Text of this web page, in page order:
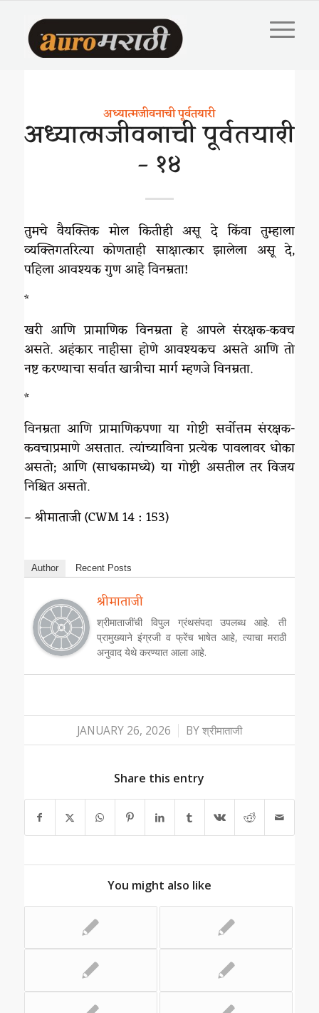
अध्यात्मजीवनाची पूर्वतयारी
अध्यात्मजीवनाची पूर्वतयारी
– १४
तुमचे वैयक्तिक मोल कितीही असू दे किंवा तुम्हाला
व्यक्तिगतरित्या कोणताही साक्षात्कार झालेला असू दे,
पहिला आवश्यक गुण आहे विनम्रता!
*
खरी आणि प्रामाणिक विनम्रता हे आपले संरक्षक-कवच
असते. अहंकार नाहीसा होणे आवश्यकच असते आणि तो
नष्ट करण्याचा सर्वात खात्रीचा मार्ग म्हणजे विनम्रता.
*
विनम्रता आणि प्रामाणिकपणा या गोष्टी सर्वोत्तम संरक्षक-
कवचाप्रमाणे असतात. त्यांच्याविना प्रत्येक पावलावर धोका
असतो; आणि (साधकामध्ये) या गोष्टी असतील तर विजय
निश्चित असतो.
– श्रीमाताजी (CWM 14 : 153)
Author Recent Posts
श्रीमाताजी
श्रीमाताजींची विपुल ग्रंथसंपदा उपलब्ध आहे. ती
प्रामुख्याने इंग्रजी व फ्रेंच भाषेत आहे, त्याचा मराठी
अनुवाद येथे करण्यात आला आहे.
JANUARY 26, 2026
/ BYश्रीमाताजी
Share this entry
You might also like